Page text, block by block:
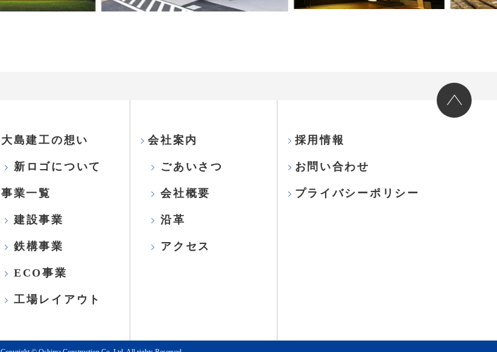
大島建工の想い
新ロゴについて
事業一覧
建設事業
鉄構事業
ECO事業
工場レイアウト
会社案内
ごあいさつ
会社概要
沿革
アクセス
採用情報
お問い合わせ
プライバシーポリシー